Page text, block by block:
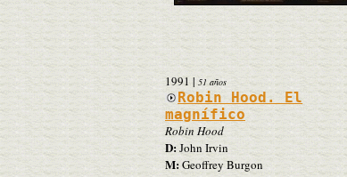
1991 | 51 años
Robin Hood. El
magnífico
Robin Hood
D:John Irvin
M:Geoffrey Burgon